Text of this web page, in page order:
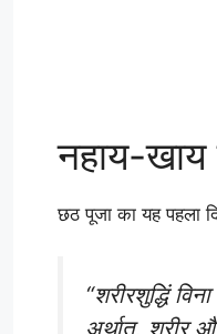
नहाय-खाय
छठ पूजा का यह पहला
“शरीरशुद्धिं
अर्थात्, शरीर